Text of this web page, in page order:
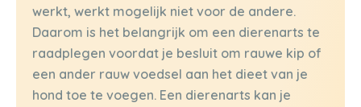
werkt, werkt mogelijk niet voor de andere.
Daarom is het belangrijk om een dierenarts te
raadplegen voordat je besluit om rauwe kip of
een ander rauw voedsel aan het dieet van je
hond toe te voegen. Een dierenarts kan je